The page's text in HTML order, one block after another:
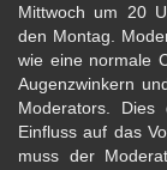
Mittwoch um 20
den Montag.
wie eine normale
Augenzwinkern
Moderators.
Einfluss auf das
muss der